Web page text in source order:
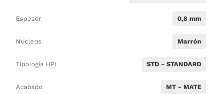
Espesor 0,8 mm
Núcleos Marrón
Tipología HPL STD - STANDARD
Acabado MT - MATE